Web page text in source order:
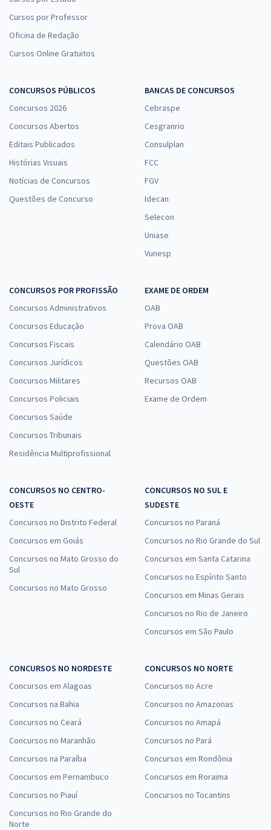
Cursos por Professor
Oficina de Redação
Cursos Online Gratuitos
CONCURSOS PÚBLICOS
Concursos 2026
Concursos Abertos
Editais Publicados
Histórias Visuais
Notícias de Concursos
Questões de Concurso
BANCAS DE CONCURSOS
Cebraspe
Cesgranrio
Consulplan
FCC
FGV
Idecan
Selecon
Uniase
Vunesp
CONCURSOS POR PROFISSÃO
Concursos Administrativos
Concursos Educação
Concursos Fiscais
Concursos Jurídicos
Concursos Militares
Concursos Policiais
Concursos Saúde
Concursos Tribunais
Residência Multiprofissional
EXAME DE ORDEM
OAB
Prova OAB
Calendário OAB
Questões OAB
Recursos OAB
Exame de Ordem
CONCURSOS NO CENTRO-
OESTE
Concursos no Distrito Federal
Concursos em Goiás
Concursos no Mato Grosso do
Sul
Concursos no Mato Grosso
CONCURSOS NO SUL E
SUDESTE
Concursos no Paraná
Concursos no Rio Grande do Sul
Concursos em Santa Catarina
Concursos no Espírito Santo
Concursos em Minas Gerais
Concursos no Rio de Janeiro
Concursos em São Paulo
CONCURSOS NO NORDESTE
Concursos em Alagoas
Concursos na Bahia
Concursos no Ceará
Concursos no Maranhão
Concursos na Paraíba
Concursos em Pernambuco
Concursos no Piauí
Concursos no Rio Grande do
Norte
CONCURSOS NO NORTE
Concursos no Acre
Concursos no Amazonas
Concursos no Amapá
Concursos no Pará
Concursos em Rondônia
Concursos em Roraima
Concursos no Tocantins